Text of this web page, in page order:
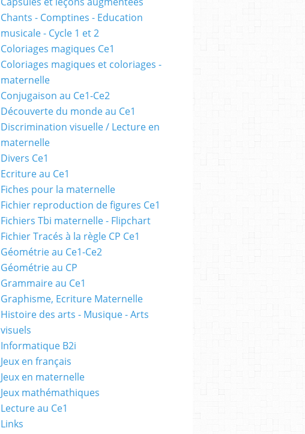
Chants - Comptines - Education
musicale - Cycle 1 et 2
Coloriages magiques Ce1
Coloriages magiques et coloriages -
maternelle
Conjugaison au Ce1-Ce2
Découverte du monde au Ce1
Discrimination visuelle / Lecture en
maternelle
Divers Ce1
Ecriture au Ce1
Fiches pour la maternelle
Fichier reproduction de figures Ce1
Fichiers Tbi maternelle - Flipchart
Fichier Tracés à la règle CP Ce1
Géométrie au Ce1-Ce2
Géométrie au CP
Grammaire au Ce1
Graphisme, Ecriture Maternelle
Histoire des arts - Musique - Arts
visuels
Informatique B2i
Jeux en français
Jeux en maternelle
Jeux mathémathiques
Lecture au Ce1
Links